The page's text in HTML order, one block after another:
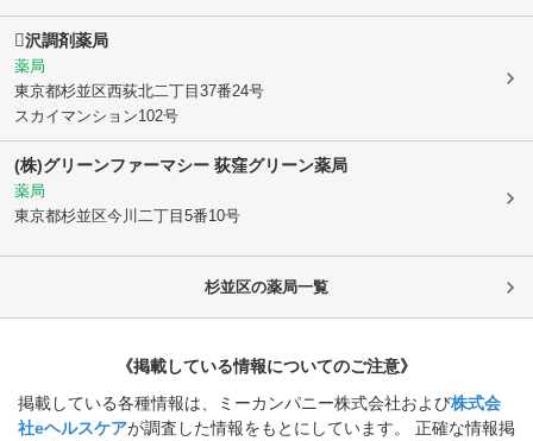
沢調剤薬局
薬局
東京都杉並区西荻北二丁目37番24号
スカイマンション102号
(株)グリーンファーマシー 荻窪グリーン薬局
薬局
東京都杉並区今川二丁目5番10号
杉並区の薬局一覧
《掲載している情報についてのご注意》
掲載している各種情報は、ミーカンパニー株式会社および株式会
社eヘルスケアが調査した情報をもとにしています。 正確な情報掲